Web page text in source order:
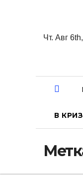
содержаниюЧт. Авг
В